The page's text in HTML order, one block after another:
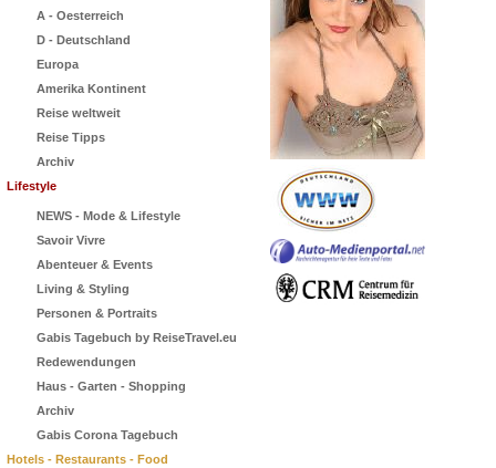
A - Oesterreich
D - Deutschland
Europa
Amerika Kontinent
Reise weltweit
Reise Tipps
Archiv
Lifestyle
NEWS - Mode & Lifestyle
Savoir Vivre
Abenteuer & Events
Living & Styling
Personen & Portraits
Gabis Tagebuch by ReiseTravel.eu
Redewendungen
Haus - Garten - Shopping
Archiv
Gabis Corona Tagebuch
Hotels - Restaurants - Food